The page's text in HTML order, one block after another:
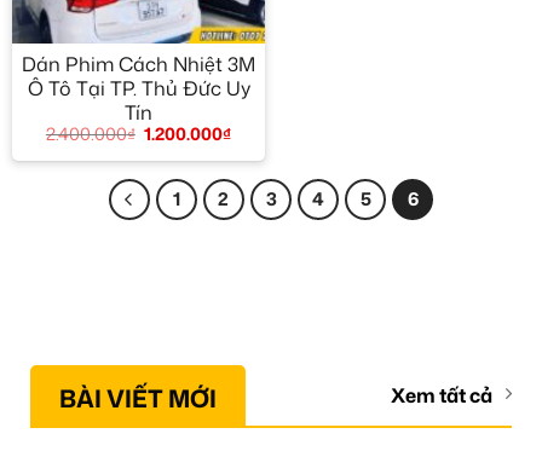
Dán Phim Cách Nhiệt 3M
Ô Tô Tại TP. Thủ Đức Uy
Tín
2.400.000₫ 1.200.000₫
1 2 3 4 5 6
BÀI VIẾT MỚI Xem tất cả